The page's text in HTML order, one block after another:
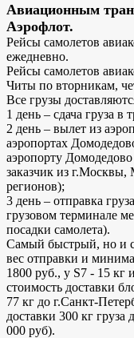
Авиационным
Аэрофлот.
Рейсы самолетов
ежедневно.
Рейсы самолетов
Читы по вторникам,
Все грузы
1 день – сдача груза
2 день – вылет из
аэропортах
аэропорту
заказчик из
регионов);
3 день – отправка
грузовом терминале
посадки самолета).
Самый быстрый, но и
вес отправки и
1800 руб., у S7 - 15 кг
стоимость доставки
77 кг до г.Санкт-
доставки 300 кг
000 руб).